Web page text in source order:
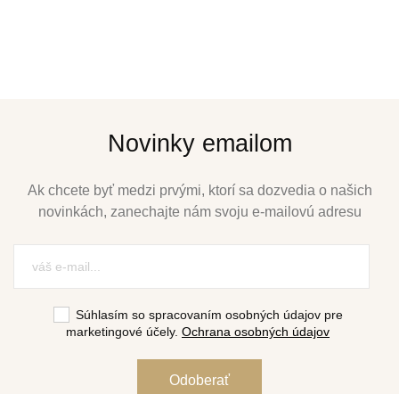
Novinky emailom
Ak chcete byť medzi prvými, ktorí sa dozvedia o našich
novinkách, zanechajte nám svoju e-mailovú adresu
Súhlasím so spracovaním osobných údajov pre
marketingové účely. Ochrana osobných údajov